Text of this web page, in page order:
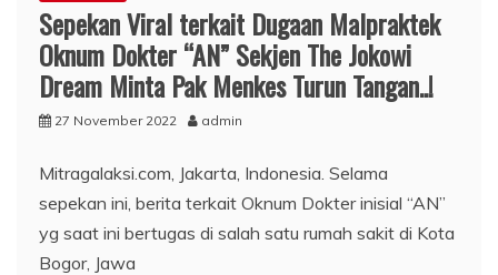
Sepekan Viral terkait Dugaan Malpraktek
Oknum Dokter “AN” Sekjen The Jokowi
Dream Minta Pak Menkes Turun Tangan..!
27 November 2022 admin
Mitragalaksi.com, Jakarta, Indonesia. Selama
sepekan ini, berita terkait Oknum Dokter inisial “AN”
yg saat ini bertugas di salah satu rumah sakit di Kota
Bogor, Jawa